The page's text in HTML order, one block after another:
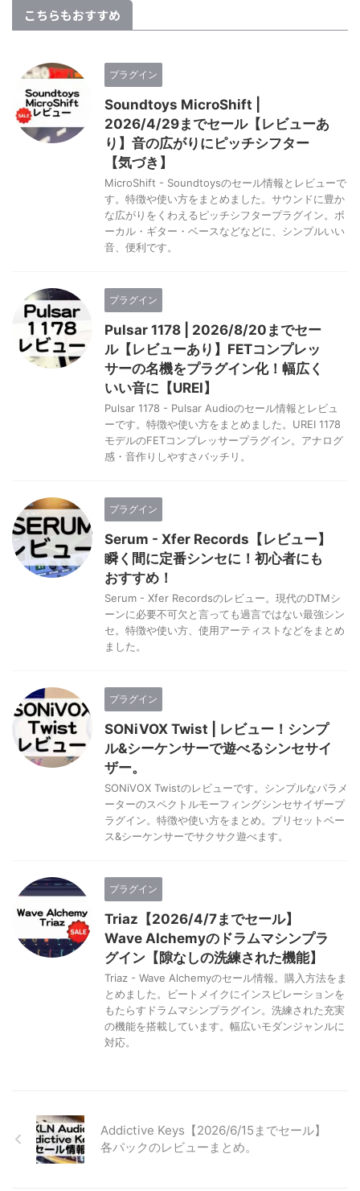
こちらもおすすめ
プラグイン
Soundtoys MicroShift |
2026/4/29までセール【レビューあ
り】音の広がりにピッチシフター
【気づき】
MicroShift - Soundtoysのセール情報とレビューで
す。特徴や使い方をまとめました。サウンドに豊か
な広がりをくわえるピッチシフタープラグイン。ボ
ーカル・ギター・ベースなどなどに、シンプルいい
音、便利です。
プラグイン
Pulsar 1178 | 2026/8/20までセー
ル【レビューあり】FETコンプレッ
サーの名機をプラグイン化！幅広く
いい音に【UREI】
Pulsar 1178 - Pulsar Audioのセール情報とレビュ
ーです。特徴や使い方をまとめました。UREI 1178
モデルのFETコンプレッサープラグイン。アナログ
感・音作りしやすさバッチリ。
プラグイン
Serum - Xfer Records【レビュー】
瞬く間に定番シンセに！初心者にも
おすすめ！
Serum - Xfer Recordsのレビュー。現代のDTMシ
ーンに必要不可欠と言っても過言ではない最強シン
セ。特徴や使い方、使用アーティストなどをまとめ
ました。
プラグイン
SONiVOX Twist | レビュー！シンプ
ル&シーケンサーで遊べるシンセサイ
ザー。
SONiVOX Twistのレビューです。シンプルなパラメ
ーターのスペクトルモーフィングシンセサイザープ
ラグイン。特徴や使い方をまとめ。プリセットベー
ス&シーケンサーでサクサク遊べます。
プラグイン
Triaz【2026/4/7までセール】
Wave Alchemyのドラムマシンプラ
グイン【隙なしの洗練された機能】
Triaz - Wave Alchemyのセール情報。購入方法をま
とめました。ビートメイクにインスピレーションを
もたらすドラムマシンプラグイン。洗練された充実
の機能を搭載しています。幅広いモダンジャンルに
対応。
Addictive Keys【2026/6/15までセール】
各パックのレビューまとめ。